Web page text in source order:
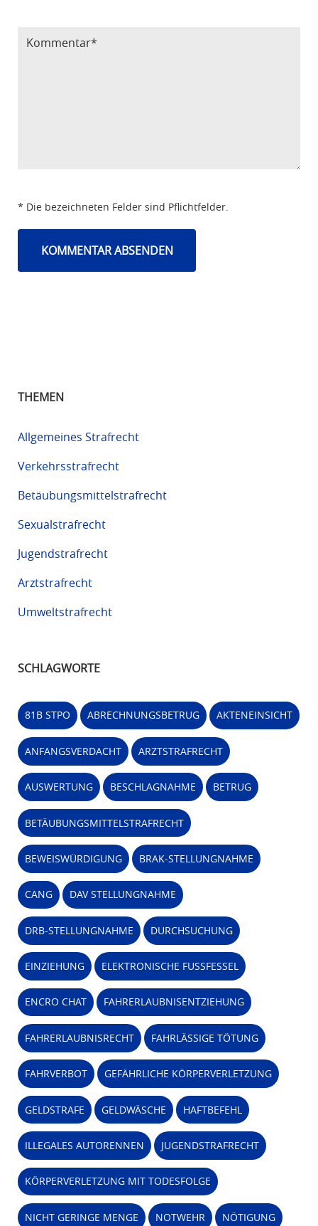
* Die bezeichneten Felder sind Pflichtfelder.
THEMEN
Allgemeines Strafrecht
Verkehrsstrafrecht
Betäubungsmittelstrafrecht
Sexualstrafrecht
Jugendstrafrecht
Arztstrafrecht
Umweltstrafrecht
SCHLAGWORTE
81B STPO ABRECHNUNGSBETRUG AKTENEINSICHT
ANFANGSVERDACHT ARZTSTRAFRECHT
AUSWERTUNG BESCHLAGNAHME BETRUG
BETÄUBUNGSMITTELSTRAFRECHT
BEWEISWÜRDIGUNG BRAK-STELLUNGNAHME
CANG DAV STELLUNGNAHME
DRB-STELLUNGNAHME DURCHSUCHUNG
EINZIEHUNG ELEKTRONISCHE FUSSFESSEL
ENCRO CHAT FAHRERLAUBNISENTZIEHUNG
FAHRERLAUBNISRECHT FAHRLÄSSIGE TÖTUNG
FAHRVERBOT GEFÄHRLICHE KÖRPERVERLETZUNG
GELDSTRAFE GELDWÄSCHE HAFTBEFEHL
ILLEGALES AUTORENNEN JUGENDSTRAFRECHT
KÖRPERVERLETZUNG MIT TODESFOLGE
NICHT GERINGE MENGE NOTWEHR NÖTIGUNG